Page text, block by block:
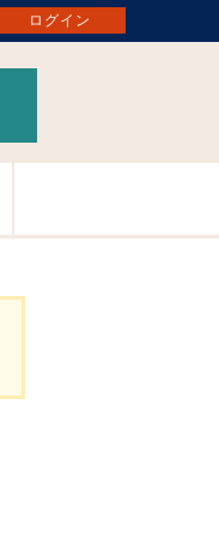
ログイン